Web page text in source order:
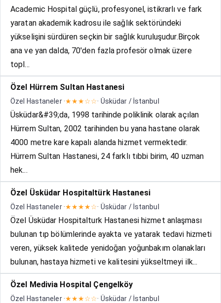
Academic Hospital güçlü, profesyonel, istikrarlı ve fark
yaratan akademik kadrosu ile sağlık sektöründeki
yükselişini sürdüren seçkin bir sağlık kuruluşudur.Birçok
ana ve yan dalda, 70'den fazla profesör olmak üzere
topl...
Özel Hürrem Sultan Hastanesi
Özel Hastaneler ·★★★☆☆· Üsküdar / İstanbul
Üsküdar&#39;da, 1998 tarihinde poliklinik olarak açılan
Hürrem Sultan, 2002 tarihinden bu yana hastane olarak
4000 metre kare kapalı alanda hizmet vermektedir.
Hürrem Sultan Hastanesi, 24 farklı tıbbi birim, 40 uzman
hek...
Özel Üsküdar Hospitaltürk Hastanesi
Özel Hastaneler ·★★★★☆· Üsküdar / İstanbul
Özel Üsküdar Hospitalturk Hastanesi hizmet anlaşması
bulunan tıp bölümlerinde ayakta ve yatarak tedavi hizmeti
veren, yüksek kalitede yenidoğan yoğunbakım olanakları
bulunan, hastaya hizmeti ve kalitesini yükseltmeyi ilk...
Özel Medivia Hospital Çengelköy
Özel Hastaneler ·★★★☆☆· Üsküdar / İstanbul